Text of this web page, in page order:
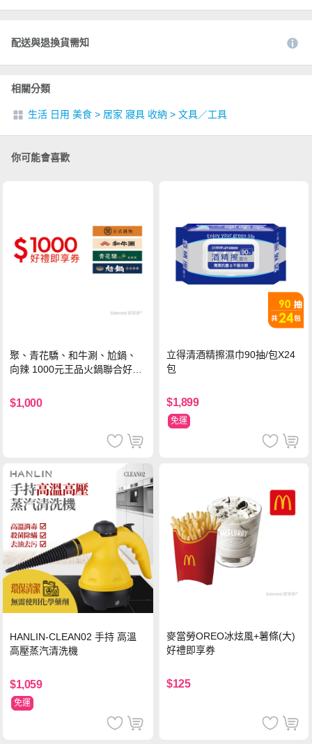
配送與退換貨需知
相關分類
生活 日用 美食 > 居家 寢具 收納 > 文具／工具
你可能會喜歡
聚、青花驕、和牛涮、尬鍋、
向辣 1000元王品火鍋聯合好禮
$1,000
立得清酒精擦濕巾90抽/包X24
包
$1,899
免運
HANLIN-CLEAN02 手持 高溫
高壓蒸汽清洗機
$1,059
免運
麥當勞OREO冰炫風+薯條(大)
好禮即享券
$125